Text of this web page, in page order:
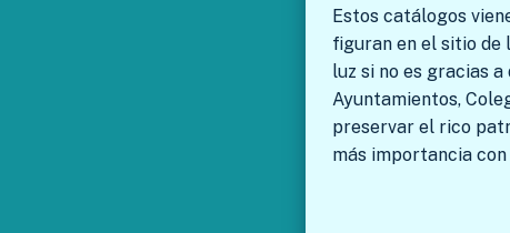
Estos catálogos
figuran en el sitio de
luz si no es gracias
Ayuntamientos,
preservar el rico
más importancia